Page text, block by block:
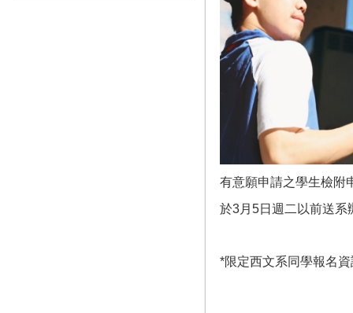
有意願申請之學生檢附
於3月5日週二以前送系
*限定西文系同學報名